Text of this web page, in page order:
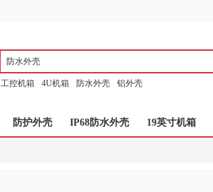
工控机箱 4U机箱 防水外壳 铝外壳
防护外壳 IP68防水外壳 19英寸机箱